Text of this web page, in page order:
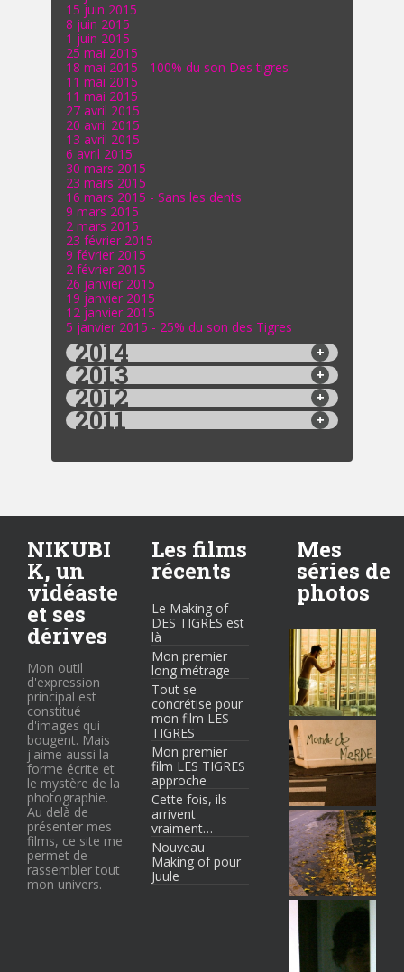
15 juin 2015
8 juin 2015
1 juin 2015
25 mai 2015
18 mai 2015 - 100% du son Des tigres
11 mai 2015
11 mai 2015
27 avril 2015
20 avril 2015
13 avril 2015
6 avril 2015
30 mars 2015
23 mars 2015
16 mars 2015 - Sans les dents
9 mars 2015
2 mars 2015
23 février 2015
9 février 2015
2 février 2015
26 janvier 2015
19 janvier 2015
12 janvier 2015
5 janvier 2015 - 25% du son des Tigres
2014
2013
2012
2011
NIKUBI
K, un
vidéaste
et ses
dérives
Mon outil
d'expression
principal est
constitué
d'images qui
bougent. Mais
j'aime aussi la
forme écrite et
le mystère de la
photographie.
Au delà de
présenter mes
films, ce site me
permet de
rassembler tout
mon univers.
Les films
récents
Le Making of
DES TIGRES est
là
Mon premier
long métrage
Tout se
concrétise pour
mon film LES
TIGRES
Mon premier
film LES TIGRES
approche
Cette fois, ils
arrivent
vraiment…
Nouveau
Making of pour
Juule
Mes
séries de
photos